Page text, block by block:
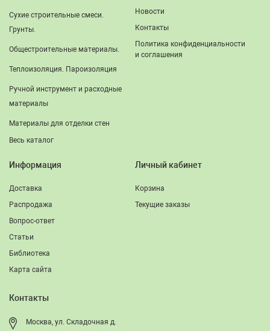
Контакты
Москва, ул. Складочная д.
Сухие строительные смеси.
Грунты.
Общестроительные материалы.
Теплоизоляция. Пароизоляция
Ручной инструмент и расходные
материалы
Материалы для отделки стен
Весь каталог
Новости
Контакты
Политика конфиденциальности
и соглашения
Информация
Доставка
Распродажа
Вопрос-ответ
Статьи
Библиотека
Карта сайта
Личный кабинет
Корзина
Текущие заказы